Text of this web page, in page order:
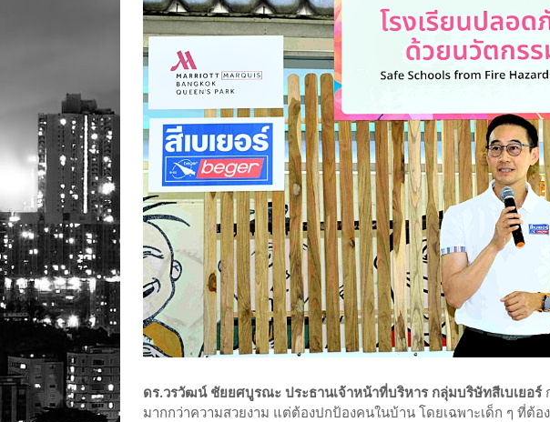
ดร.วรวัฒน์ ชัยยศบูรณะ ประธานเจ้าหน้าที่บริหาร กลุ่มบริษัทสีเบเยอร์
มากกว่าความสวยงาม แต่ต้องปกป้องคนในบ้าน โดยเฉพาะเด็ก ๆ ที่ต้